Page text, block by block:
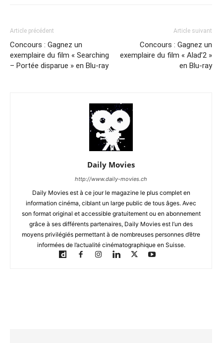
Article précédent
Concours : Gagnez un
exemplaire du film « Searching
– Portée disparue » en Blu-ray
Article suivant
Concours : Gagnez un
exemplaire du film « Alad’2 »
en Blu-ray
Daily Movies
http://www.daily-movies.ch
Daily Movies est à ce jour le magazine le plus complet en
information cinéma, ciblant un large public de tous âges. Avec
son format original et accessible gratuitement ou en abonnement
grâce à ses différents partenaires, Daily Movies est l’un des
moyens privilégiés permettant à de nombreuses personnes d’être
informées de l’actualité cinématographique en Suisse.